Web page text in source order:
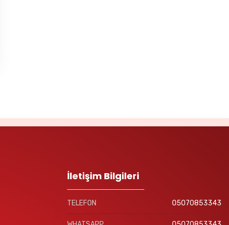
İletişim Bilgileri
TELEFON 05070853343